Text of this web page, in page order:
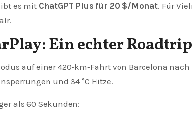
es mit ChatGPT Plus für 20 $/Monat. Für
Ein echter
auf einer 420‑km‑Fahrt von Barcelona
und 34 °C Hitze.
als 60 Sekunden: